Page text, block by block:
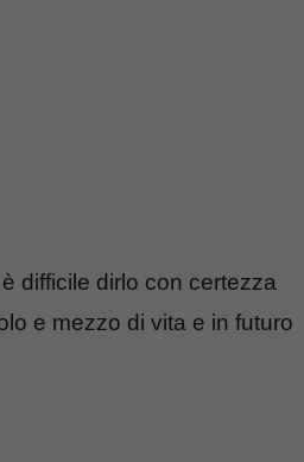
difficile dirlo con certezza
e mezzo di vita e in futuro